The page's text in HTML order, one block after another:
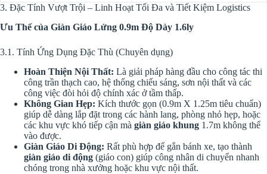
3. Đặc Tính Vượt Trội – Linh Hoạt Tối Đa và Tiết Kiệm Logistics
Ưu Thế của Giàn Giáo Lửng 0.9m Độ Dày 1.6ly
3.1. Tính Ứng Dụng Đặc Thù (Chuyên dụng)
Hoàn Thiện Nội Thất: Là giải pháp hàng đầu cho công tác thi
công trần thạch cao, hệ thống chiếu sáng, sơn nội thất và các
công việc đòi hỏi độ chính xác ở tầm thấp.
Không Gian Hẹp: Kích thước gọn (0.9m X 1.25m tiêu chuẩn)
giúp dễ dàng lắp đặt trong các hành lang, phòng nhỏ hẹp, hoặc
các khu vực khó tiếp cận mà giàn giáo khung 1.7m không thể
vào được.
Giàn Giáo Di Động: Rất phù hợp để gắn bánh xe, tạo thành
giàn giáo di động (giáo con) giúp công nhân di chuyển nhanh
chóng trong nhà xưởng hoặc khu vực nội thất.